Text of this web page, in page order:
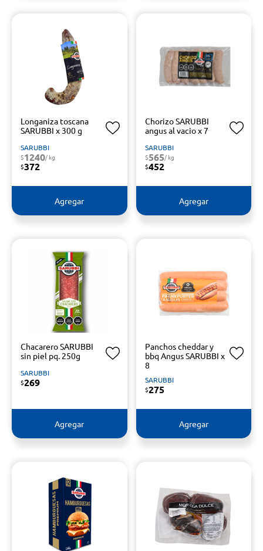
Longaniza toscana
SARUBBI x 300 g
SARUBBI
$1240/ kg
$372
Agregar
Chorizo SARUBBI
angus al vacio x 7
SARUBBI
$565/ kg
$452
Agregar
Chacarero SARUBBI
sin piel pq. 250g
SARUBBI
$269
Agregar
Panchos cheddar y
bbq Angus SARUBBI x
8
SARUBBI
$275
Agregar